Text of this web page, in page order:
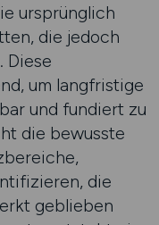
ursprünglich
die jedoch
Diese
um langfristige
und fundiert zu
die bewusste
die
geblieben